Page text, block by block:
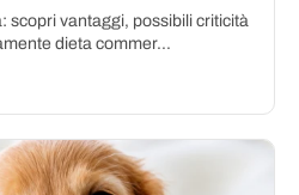
scopri vantaggi, possibili criticità
dieta commer...